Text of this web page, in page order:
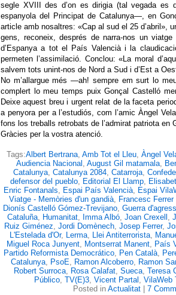
segle XVIII des d’on es dirigia (tal vegada es
espanyola del Principat de Catalunya—, en
article amb nosaltres: «Cap al sud el 25 d’abril»,
gens, reconeix, després de narra-nos un
d’Espanya a tot el País Valencià i la
permeten l’assimilació. Conclou: «La moral
salvem tots unint-nos de Nord a Sud i d’Est a
No m’allargue més —ah! sempre em surt lo
complert lo meu temps puix Gonçal Castelló
Deixe aquest breu i urgent relat de la faceta
a penyora per a l’estudiós, com l’amic Àngel
fons los treballs retrobats de l’admirat patriota en
Gràcies per la vostra atenció.
Tags:Albert Bertrana, Amb Tot el Lleu, Àngel
Audiencia Nacional , August Gil matamala,
Catalunya, Catalunya 2084, Catarroja,
defensor del pueblo, Editorial El Llamp,
Enric Fontanals, Espai País Valencià, Espai
Viatge - Memòries d'un gandià, Francesc Ferrer
Dionís Castelló Gómez-Trevijano, Guerra
Cataluña, Humanitat, Imma Albó, Joan Crexell ,
Ruiz Giménez, Jordi Domènech, Josep Ferrer,
L'Estelada d'Or, Lerma, Llei Antiterrorista,
Miguel Roca Junyent, Montserrat Manent, País
Partido Reformista Democrático, Pen Català,
Catalunya, PsoE, Ramon Alcoberro, Ramon
Robert Surroca, Rosa Calafat, Sueca, Teresa
Público, TV(E)3, Vicent Partal , VilaWeb
Posted in Actualitat| 7